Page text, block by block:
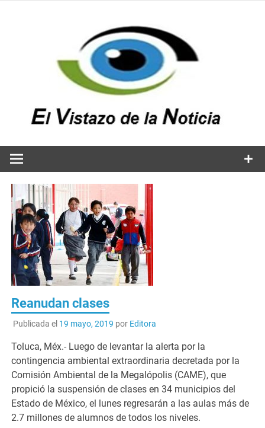
Reanudan clases
Publicada el 19 mayo, 2019 por Editora
Toluca, Méx.- Luego de levantar la alerta por la
contingencia ambiental extraordinaria decretada por la
Comisión Ambiental de la Megalópolis (CAME), que
propició la suspensión de clases en 34 municipios del
Estado de México, el lunes regresarán a las aulas más de
2.7 millones de alumnos de todos los niveles.